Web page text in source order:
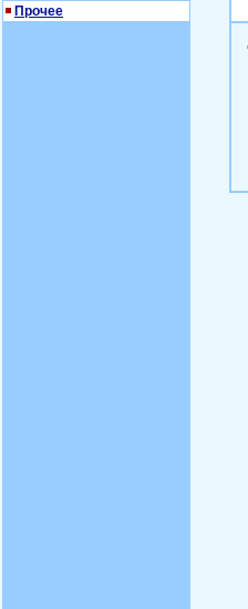
Прочее